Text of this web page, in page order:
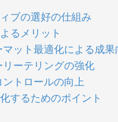
ブの選好の仕組み
るメリット
ット最適化による成果
ーテリングの強化
トロールの向上
するためのポイント